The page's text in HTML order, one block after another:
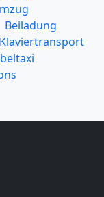
Beiladung
Klaviertransport